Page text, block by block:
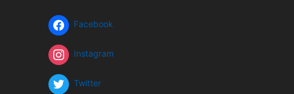
Facebook
Instagram
Twitter